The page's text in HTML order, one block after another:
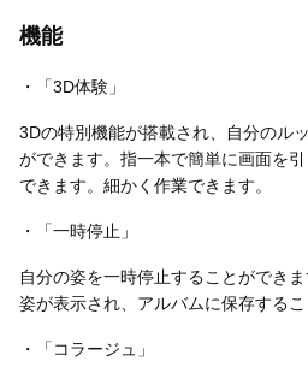
機能
・「3D体験」
3Dの特別機能が搭載され、自分のル
ができます。指一本で簡単に画面を
できます。細かく作業できます。
・「一時停止」
自分の姿を一時停止することができ
姿が表示され、アルバムに保存するこ
・「コラージュ」